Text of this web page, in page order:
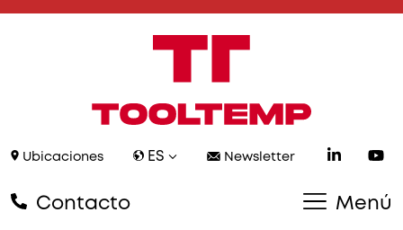
Ubicaciones ES Newsletter
Contacto Menú